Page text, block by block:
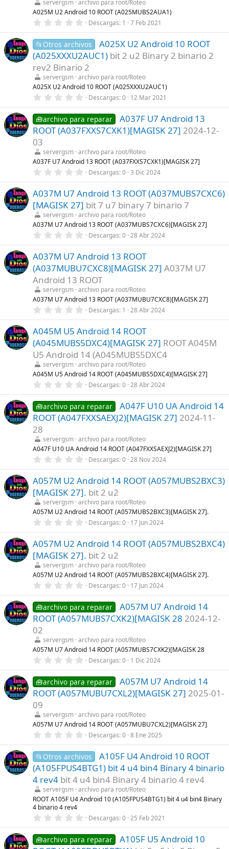
e
l
a
(
s
)
servergsm archivo para root/Roteo
A025M U2 Android 10 ROOT (A025MUBS2AUA1)
0
0
0
e
s
t
r
e
l
a
(
s
)
Descargas 1 7 Feb 2021
📂Otros archivos
A025X U2 Android 10 ROOT
(A025XXXU2AUC1) bit 2 u2 Binary 2 binario 2
rev2 Binario 2
servergsm archivo para root/Roteo
A025X U2 Android 10 ROOT (A025XXXU2AUC1)
0
0
0
e
s
e
l
a
(
s
)
Descargas 0 12 Mar 2021
🧰archivo para reparar
A037F U7 Android 13
ROOT (A037FXXS7CXK1)[MAGISK 27] 2024-12-
03
servergsm archivo para root/Roteo
A037F U7 Android 13 ROOT (A037FXXS7CXK1)[MAGISK 27]
0
0
0
e
s
t
r
e
l
(
s
)
Descargas 0 3 Dic 2024
A037M U7 Android 13 ROOT (A037MUBS7CXC6)
[MAGISK 27] bit 7 u7 binary 7 binario 7
servergsm archivo para root/Roteo
A037M U7 Android 13 ROOT (A037MUBS7CXC6)[MAGISK 27]
0
0
0
e
s
t
r
e
l
a
(
s
)
Descargas 0 28 Abr 2024
A037M U7 Android 13 ROOT
(A037MUBU7CXC8)[MAGISK 27] A037M U7
Android 13 ROOT
servergsm archivo para root/Roteo
A037M U7 Android 13 ROOT (A037MUBU7CXC8)[MAGISK 27]
0
0
0
e
s
t
r
e
l
a
(
s
)
Descargas 1 28 Abr 2024
A045M U5 Android 14 ROOT
(A045MUBS5DXC4)[MAGISK 27] ROOT A045M
U5 Android 14 (A045MUBS5DXC4
servergsm archivo para root/Roteo
A045M U5 Android 14 ROOT (A045MUBS5DXC4)[MAGISK 27]
0
0
0
e
s
e
l
a
(
s
)
Descargas 0 28 Abr 2024
🧰archivo para reparar
A047F U10 UA Android 14
ROOT (A047FXXSAEXJ2)[MAGISK 27] 2024-11-
28
servergsm archivo para root/Roteo
A047F U10 UA Android 14 ROOT (A047FXXSAEXJ2)[MAGISK 27]
0
0
0
e
s
t
r
e
l
(
s
)
Descargas 0 28 Nov 2024
A057M U2 Android 14 ROOT (A057MUBS2BXC3)
[MAGISK 27]. bit 2 u2
servergsm archivo para root/Roteo
A057M U2 Android 14 ROOT (A057MUBS2BXC3)[MAGISK 27].
0
0
0
e
s
t
r
e
l
a
(
s
)
Descargas 0 17 Jun 2024
A057M U2 Android 14 ROOT (A057MUBS2BXC4)
[MAGISK 27]. bit 2 u2
servergsm archivo para root/Roteo
A057M U2 Android 14 ROOT (A057MUBS2BXC4)[MAGISK 27].
0
0
0
e
s
e
l
a
(
s
)
Descargas 0 17 Jun 2024
🧰archivo para reparar
A057M U7 Android 14
ROOT (A057MUBS7CXK2)[MAGISK 28 2024-12-
02
servergsm archivo para root/Roteo
A057M U7 Android 14 ROOT (A057MUBS7CXK2)[MAGISK 28
0
0
0
e
s
e
l
a
(
s
)
Descargas 0 1 Dic 2024
🧰archivo para reparar
A057M U7 Android 14
ROOT (A057MUBU7CXL2)[MAGISK 27] 2025-01-
09
servergsm archivo para root/Roteo
A057M U7 Android 14 ROOT (A057MUBU7CXL2)[MAGISK 27]
0
0
0
e
s
t
r
e
l
s
)
Descargas 0 8 Ene 2025
📂Otros archivos
A105F U4 Android 10 ROOT
(A105FPUS4BTG1) bit 4 u4 bin4 Binary 4 binario
4 rev4 bit 4 u4 bin4 Binary 4 binario 4 rev4
servergsm archivo para root/Roteo
ROOT A105F U4 Android 10 (A105FPUS4BTG1) bit 4 u4 bin4 Binary
4 binario 4 rev4
0
0
0
e
Descargas 0 25 Feb 2021
🧰archivo para reparar
A105F U5 Android 10